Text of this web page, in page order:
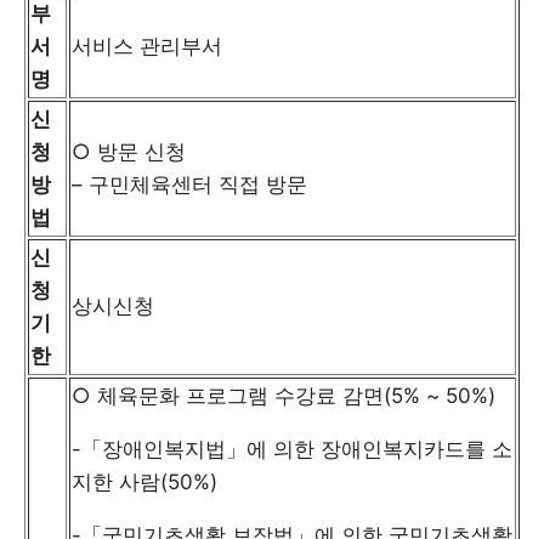
부
서
명
서비스 관리부서
신
청
방
법
○ 방문 신청
– 구민체육센터 직접 방문
신
청
기
한
상시신청
○ 체육문화 프로그램 수강료 감면(5% ~ 50%)
-「장애인복지법」에 의한 장애인복지카드를 소
지한 사람(50%)